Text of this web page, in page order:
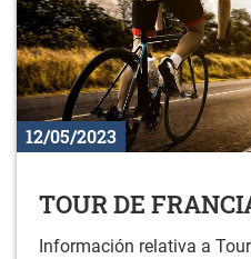
12/05/2023
TOUR DE
Información relativa a